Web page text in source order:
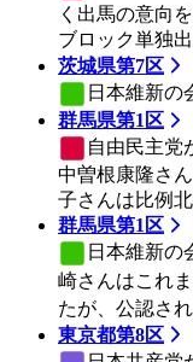
く出馬の意向
ブロック単独
茨城県第7区
日本維新の
群馬県第1区
自由民主党
中曽根康隆さ
子さんは比例
群馬県第1区
日本維新の
崎さんはこれ
たが、公認さ
東京都第8区